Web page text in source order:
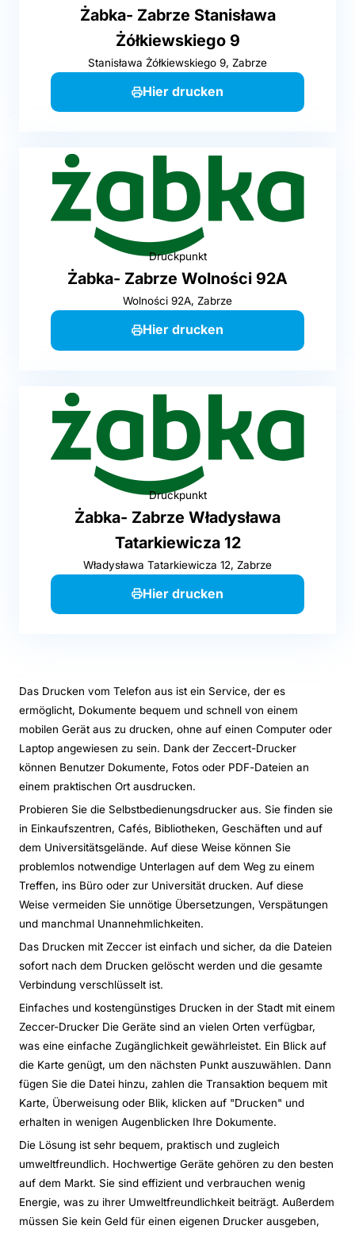
Żabka- Zabrze Stanisława
Żółkiewskiego 9
Stanisława Żółkiewskiego 9, Zabrze
Hier drucken
Druckpunkt
Żabka- Zabrze Wolności 92A
Wolności 92A, Zabrze
Hier drucken
Druckpunkt
Żabka- Zabrze Władysława
Tatarkiewicza 12
Władysława Tatarkiewicza 12, Zabrze
Hier drucken
Das Drucken vom Telefon aus ist ein Service, der es
ermöglicht, Dokumente bequem und schnell von einem
mobilen Gerät aus zu drucken, ohne auf einen Computer oder
Laptop angewiesen zu sein. Dank der Zeccert-Drucker
können Benutzer Dokumente, Fotos oder PDF-Dateien an
einem praktischen Ort ausdrucken.
Probieren Sie die Selbstbedienungsdrucker aus. Sie finden sie
in Einkaufszentren, Cafés, Bibliotheken, Geschäften und auf
dem Universitätsgelände. Auf diese Weise können Sie
problemlos notwendige Unterlagen auf dem Weg zu einem
Treffen, ins Büro oder zur Universität drucken. Auf diese
Weise vermeiden Sie unnötige Übersetzungen, Verspätungen
und manchmal Unannehmlichkeiten.
Das Drucken mit Zeccer ist einfach und sicher, da die Dateien
sofort nach dem Drucken gelöscht werden und die gesamte
Verbindung verschlüsselt ist.
Einfaches und kostengünstiges Drucken in der Stadt mit einem
Zeccer-Drucker Die Geräte sind an vielen Orten verfügbar,
was eine einfache Zugänglichkeit gewährleistet. Ein Blick auf
die Karte genügt, um den nächsten Punkt auszuwählen. Dann
fügen Sie die Datei hinzu, zahlen die Transaktion bequem mit
Karte, Überweisung oder Blik, klicken auf "Drucken" und
erhalten in wenigen Augenblicken Ihre Dokumente.
Die Lösung ist sehr bequem, praktisch und zugleich
umweltfreundlich. Hochwertige Geräte gehören zu den besten
auf dem Markt. Sie sind effizient und verbrauchen wenig
Energie, was zu ihrer Umweltfreundlichkeit beiträgt. Außerdem
müssen Sie kein Geld für einen eigenen Drucker ausgeben,